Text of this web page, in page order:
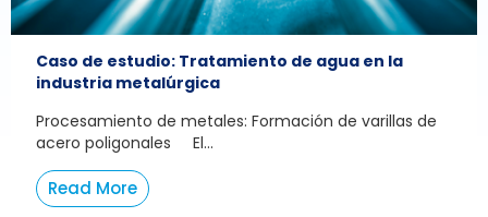
Caso de estudio: Tratamiento de agua en la
industria metalúrgica
Procesamiento de metales: Formación de varillas de
acero poligonales El...
Read More